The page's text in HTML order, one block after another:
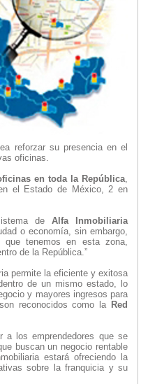
reforzar su presencia en el
oficinas.
en toda la República
el Estado de México, 2 en
deAlfa Inmobiliaria
o economía, sin embargo,
que tenemos en esta zona,
de la República.”
permite la eficiente y exitosa
de un mismo estado, lo
y mayores ingresos para
reconocidos como la Red
a los emprendedores que se
buscan un negocio rentable
estará ofreciendo la
sobre la franquicia y su